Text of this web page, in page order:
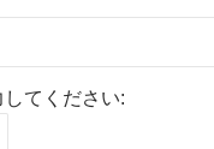
てください: